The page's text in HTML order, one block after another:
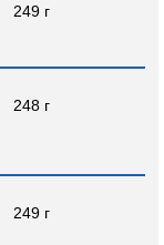
249 г
248 г
249 г